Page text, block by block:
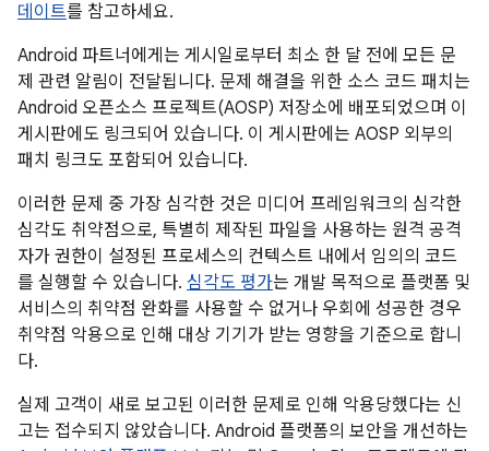
데이트를 참고하세요.
Android 파트너에게는 게시일로부터 최소 한 달 전에 모든 문
제 관련 알림이 전달됩니다. 문제 해결을 위한 소스 코드 패치는
Android 오픈소스 프로젝트(AOSP) 저장소에 배포되었으며 이
게시판에도 링크되어 있습니다. 이 게시판에는 AOSP 외부의
패치 링크도 포함되어 있습니다.
이러한 문제 중 가장 심각한 것은 미디어 프레임워크의 심각한
심각도 취약점으로, 특별히 제작된 파일을 사용하는 원격 공격
자가 권한이 설정된 프로세스의 컨텍스트 내에서 임의의 코드
를 실행할 수 있습니다. 심각도 평가는 개발 목적으로 플랫폼 및
서비스의 취약점 완화를 사용할 수 없거나 우회에 성공한 경우
취약점 악용으로 인해 대상 기기가 받는 영향을 기준으로 합니
다.
실제 고객이 새로 보고된 이러한 문제로 인해 악용당했다는 신
고는 접수되지 않았습니다. Android 플랫폼의 보안을 개선하는